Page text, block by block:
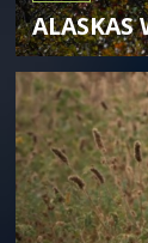
ALASKAS